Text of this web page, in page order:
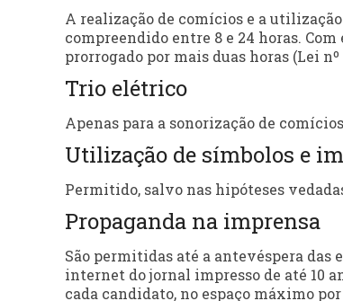
A realização de comícios e a
compreendido entre 8 e 24 horas.
prorrogado por mais duas horas (Lei nº
Trio elétrico
Apenas para a sonorização de
Utilização de símbolos e
Permitido, salvo nas hipóteses
Propaganda na imprensa
São permitidas até a antevéspera das
internet do jornal impresso de até 10
cada candidato, no espaço máximo